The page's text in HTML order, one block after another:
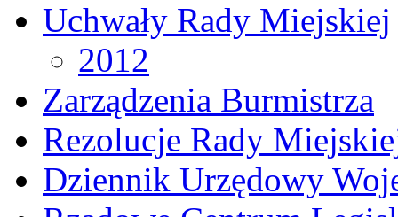
Uchwały Rady Miejskiej
2012
Zarządzenia Burmistrza
Rezolucje Rady
Dziennik Urzędowy